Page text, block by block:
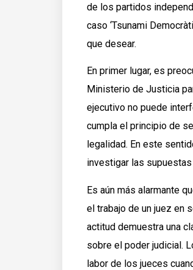
de los partidos
caso ‘Tsunami
que desear.
En primer lugar, es
Ministerio de Justicia
ejecutivo no puede
cumpla el principio de
legalidad. En este
investigar las
Es aún más alarmante
el trabajo de un juez en
actitud demuestra una
sobre el poder judicial.
labor de los jueces